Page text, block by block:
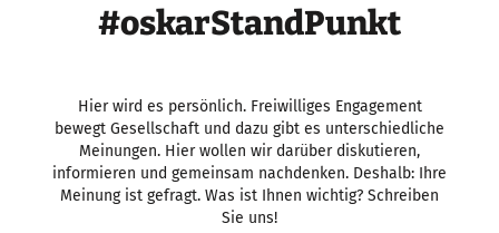
#oskarStandPunkt
Hier wird es persönlich. Freiwilliges Engagement
bewegt Gesellschaft und dazu gibt es unterschiedliche
Meinungen. Hier wollen wir darüber diskutieren,
informieren und gemeinsam nachdenken. Deshalb: Ihre
Meinung ist gefragt. Was ist Ihnen wichtig? Schreiben
Sie uns!